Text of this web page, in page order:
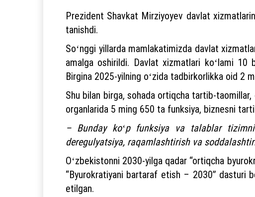
Prezident Shavkat Mirziyoyev davlat
tanishdi.
Soʻnggi yillarda mamlakatimizda davlat
amalga oshirildi. Davlat xizmatlari koʻlami 10
Birgina 2025-yilning oʻzida tadbirkorlikka oid 2
Shu bilan birga, sohada ortiqcha tartib-
organlarida 5 ming 650 ta funksiya, biznesni
– Bunday koʻp funksiya va talablar
deregulyatsiya, raqamlashtirish va
Oʻzbekistonni 2030-yilga qadar “ortiqcha
“Byurokratiyani bartaraf etish – 2030” dasturi
etilgan.